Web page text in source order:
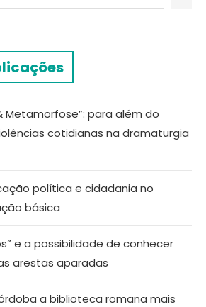
Metamorfose”: para além do
cotidianas na dramaturgia
política e cidadania no
básica
e a possibilidade de conhecer
arestas aparadas
a biblioteca romana mais